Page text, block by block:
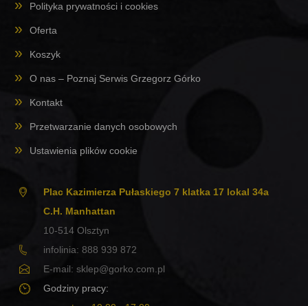
Polityka prywatności i cookies
Oferta
Koszyk
O nas – Poznaj Serwis Grzegorz Górko
Kontakt
Przetwarzanie danych osobowych
Ustawienia plików cookie
Plac Kazimierza Pułaskiego 7 klatka 17 lokal 34a
C.H. Manhattan
10-514 Olsztyn
infolinia: 888 939 872
E-mail: sklep@gorko.com.pl
Godziny pracy: